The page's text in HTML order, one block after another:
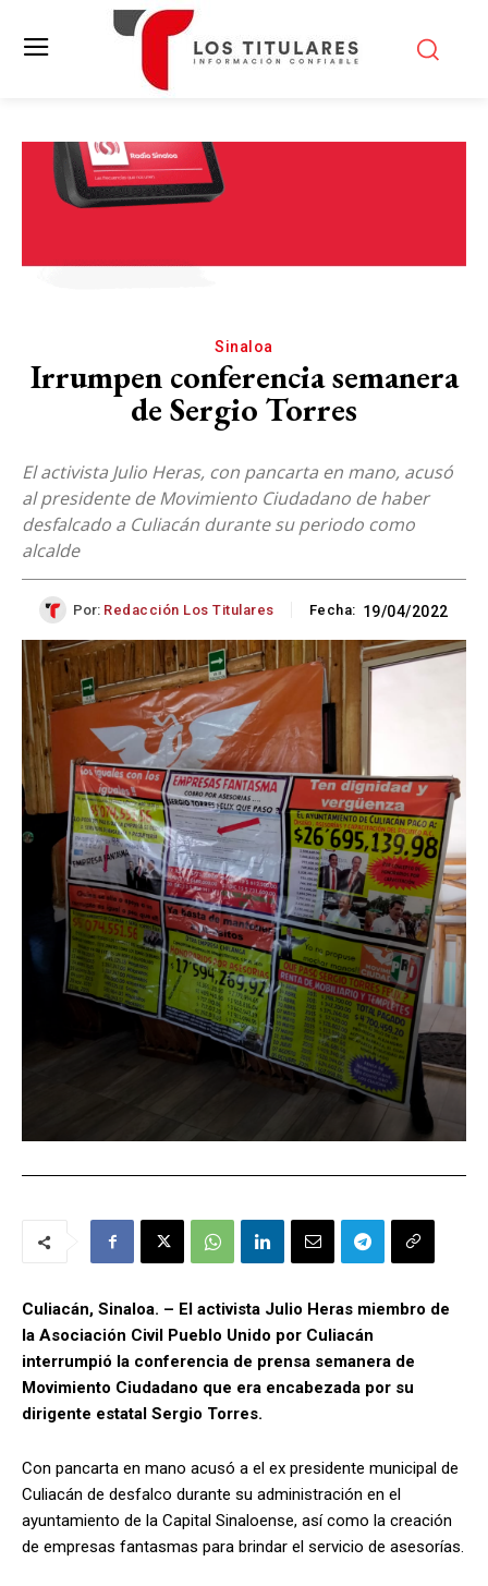
Sinaloa
Irrumpen conferencia semanera
de Sergio Torres
El activista Julio Heras, con pancarta en mano, acusó
al presidente de Movimiento Ciudadano de haber
desfalcado a Culiacán durante su periodo como
alcalde
Por: Redacción Los Titulares Fecha: 19/04/2022
Culiacán, Sinaloa. – El activista Julio Heras miembro de
la Asociación Civil Pueblo Unido por Culiacán
interrumpió la conferencia de prensa semanera de
Movimiento Ciudadano que era encabezada por su
dirigente estatal Sergio Torres.
Con pancarta en mano acusó a el ex presidente municipal de
Culiacán de desfalco durante su administración en el
ayuntamiento de la Capital Sinaloense, así como la creación
de empresas fantasmas para brindar el servicio de asesorías.